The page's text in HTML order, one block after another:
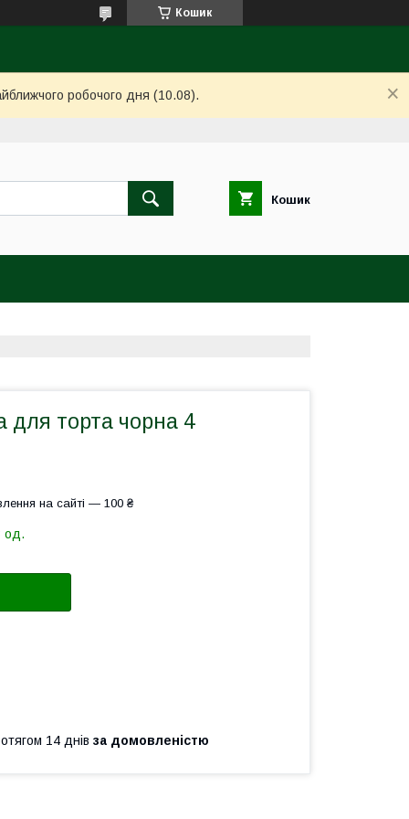
Кошик
робочого дня (10.08).
Кошик
для торта чорна 4
на сайті — 100 ₴
од.
14 днів за домовленістю